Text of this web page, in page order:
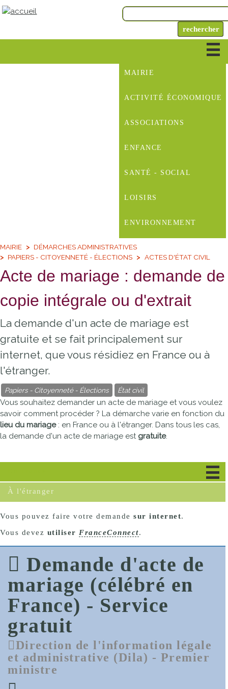
MAIRIE
ACTIVITÉ ÉCONOMIQUE
ASSOCIATIONS
ENFANCE
SANTÉ - SOCIAL
LOISIRS
ENVIRONNEMENT
MAIRIE
DÉMARCHES ADMINISTRATIVES
PAPIERS - CITOYENNETÉ - ÉLECTIONS
ACTES D'ÉTAT CIVIL
Acte de mariage : demande de
copie intégrale ou d'extrait
La demande d'un acte de mariage est
gratuite et se fait principalement sur
internet, que vous résidiez en France ou à
l'étranger.
Papiers - Citoyenneté - Élections État civil
Vous souhaitez demander un acte de mariage et vous voulez
savoir comment procéder ? La démarche varie en fonction du
lieu du mariage: en France ou à l'étranger. Dans tous les cas,
la demande d'un acte de mariage est gratuite.
À l'étranger
Vous pouvez faire votre demande sur internet.
Vous devez utiliser FranceConnect.
Demande d'acte de
mariage (célébré en
France) - Service
gratuit
Direction de l'information légale
et administrative (Dila) - Premier
ministre